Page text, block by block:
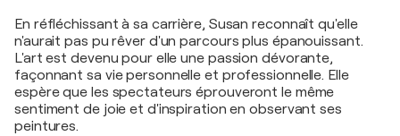
En réfléchissant à sa carrière, Susan reconnaît qu'elle
n'aurait pas pu rêver d'un parcours plus épanouissant.
L'art est devenu pour elle une passion dévorante,
façonnant sa vie personnelle et professionnelle. Elle
espère que les spectateurs éprouveront le même
sentiment de joie et d'inspiration en observant ses
peintures.